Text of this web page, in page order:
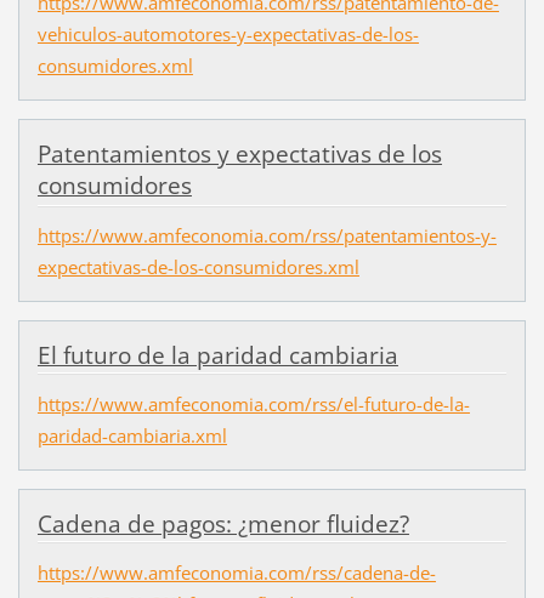
vehiculos-automotores-y-expectativas-de-los-
consumidores.xml
Patentamientos y expectativas de los
consumidores
https://www.amfeconomia.com/rss/patentamientos-y-
expectativas-de-los-consumidores.xml
El futuro de la paridad cambiaria
https://www.amfeconomia.com/rss/el-futuro-de-la-
paridad-cambiaria.xml
Cadena de pagos: ¿menor fluidez?
https://www.amfeconomia.com/rss/cadena-de-